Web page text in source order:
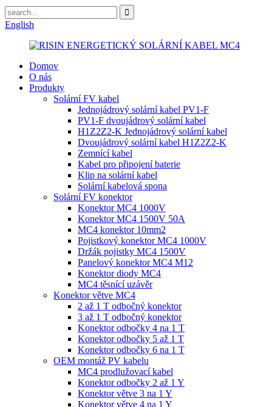
English
Domov
O nás
Produkty
Solární FV kabel
Jednojádrový solární kabel PV1-F
PV1-F dvoujádrový solární kabel
H1Z2Z2-K Jednojádrový solární kabel
Dvoujádrový solární kabel H1Z2Z2-K
Zemnící kabel
Kabel pro připojení baterie
Klip na solární kabel
Solární kabelová spona
Solární FV konektor
Konektor MC4 1000V
Konektor MC4 1500V 50A
MC4 konektor 10mm2
Pojistkový konektor MC4 1000V
Držák pojistky MC4 1500V
Panelový konektor MC4 M12
Konektor diody MC4
MC4 těsnící uzávěr
Konektor větve MC4
2 až 1 T odbočný konektor
3 až 1 T odbočný konektor
Konektor odbočky 4 na 1 T
Konektor odbočky 5 až 1 T
Konektor odbočky 6 na 1 T
OEM montáž PV kabelu
MC4 prodlužovací kabel
Konektor odbočky 2 až 1 Y
Konektor větve 3 na 1 Y
Konektor větve 4 na 1 Y